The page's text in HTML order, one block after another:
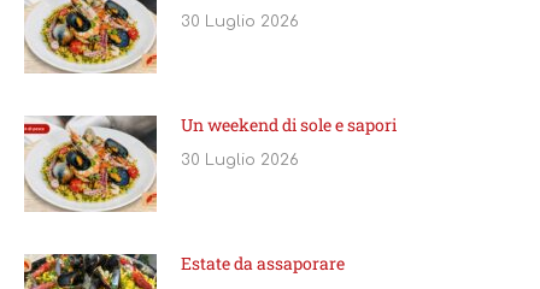
30 Luglio 2026
Un weekend di sole e sapori
30 Luglio 2026
Estate da assaporare